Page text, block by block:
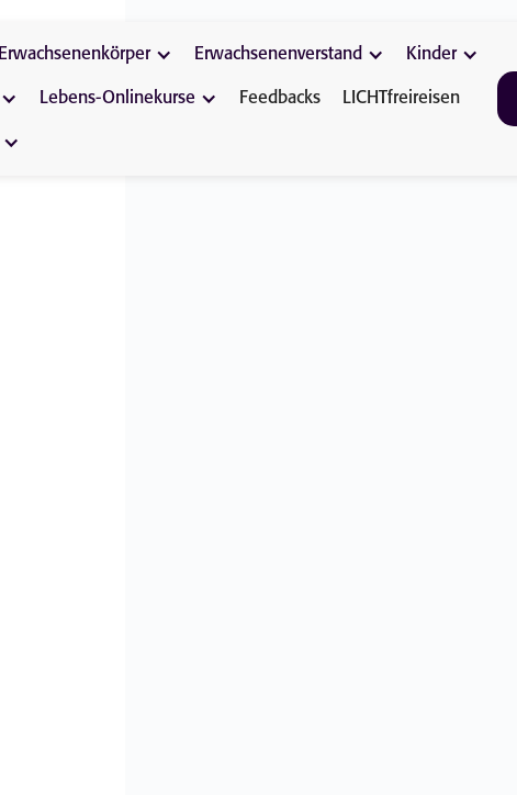
Erwachsenenkörper Erwachsenenverstand Kinder
Lebens-Onlinekurse Feedbacks LICHTfreireisen